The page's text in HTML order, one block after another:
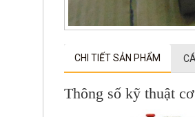
CHI TIẾT SẢN PHẨM
Thông số kỹ thuật